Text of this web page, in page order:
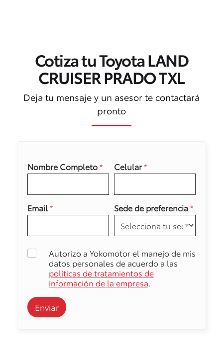
Cotiza tu Toyota LAND
CRUISER PRADO TXL
Deja tu mensaje y un asesor te contactará
pronto
Nombre Completo*
Email*
Celular*
Sede de preferencia*
Autorizo a Yokomotor el manejo de mis
datos personales de acuerdo a las
políticas de tratamientos de
información de la empresa.
Enviar